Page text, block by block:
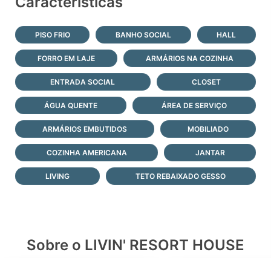
PISO FRIO BANHO SOCIAL HALL
FORRO EM LAJE ARMÁRIOS NA COZINHA
ENTRADA SOCIAL CLOSET
ÁGUA QUENTE ÁREA DE SERVIÇO
ARMÁRIOS EMBUTIDOS MOBILIADO
COZINHA AMERICANA JANTAR
LIVING TETO REBAIXADO GESSO
Sobre o LIVIN' RESORT HOUSE